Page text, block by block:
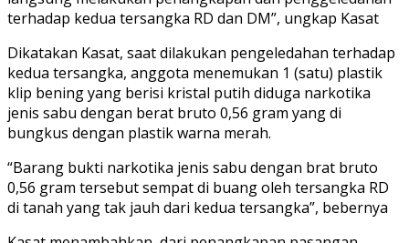
terhadap kedua tersangka RD dan DM”, ungkap Kasat
Dikatakan Kasat, saat dilakukan pengeledahan terhadap
kedua tersangka, anggota menemukan 1 (satu) plastik
klip bening yang berisi kristal putih diduga narkotika
jenis sabu dengan berat bruto 0,56 gram yang di
bungkus dengan plastik warna merah.
“Barang bukti narkotika jenis sabu dengan brat bruto
0,56 gram tersebut sempat di buang oleh tersangka RD
di tanah yang tak jauh dari kedua tersangka”, bebernya